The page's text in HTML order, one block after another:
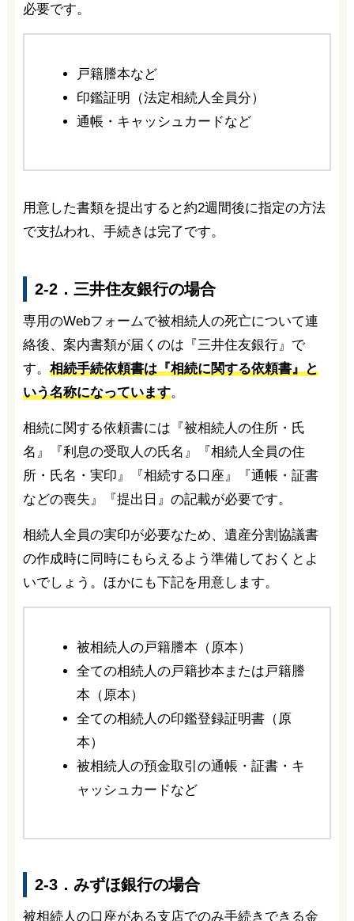
必要です。
戸籍謄本など
印鑑証明（法定相続人全員分）
通帳・キャッシュカードなど
用意した書類を提出すると約2週間後に指定の方法
で支払われ、手続きは完了です。
2-2．三井住友銀行の場合
専用のWebフォームで被相続人の死亡について連
絡後、案内書類が届くのは『三井住友銀行』で
す。 相続手続依頼書は『相続に関する依頼書』と
いう名称になっています。
相続に関する依頼書には『被相続人の住所・氏
名』『利息の受取人の氏名』『相続人全員の住
所・氏名・実印』『相続する口座』『通帳・証書
などの喪失』『提出日』の記載が必要です。
相続人全員の実印が必要なため、遺産分割協議書
の作成時に同時にもらえるよう準備しておくとよ
いでしょう。ほかにも下記を用意します。
被相続人の戸籍謄本（原本）
全ての相続人の戸籍抄本または戸籍謄
本（原本）
全ての相続人の印鑑登録証明書（原
本）
被相続人の預金取引の通帳・証書・キ
ャッシュカードなど
2-3．みずほ銀行の場合
被相続人の口座がある支店でのみ手続きできる金